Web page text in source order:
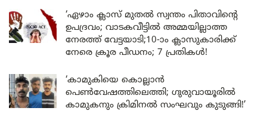
‘ഏഴാം ക്ലാസ് മുതൽ സ്വന്തം പിതാവിന്റെ
ഉപദ്രവം; വാടകവീട്ടിൽ അമ്മയില്ലാത്ത
നേരത്ത് വേട്ടയാടി;10-ാം ക്ലാസുകാരിക്ക്
നേരെ ക്രൂര പീഡനം; 7 പ്രതികൾ!
‘കാമുകിയെ കൊല്ലാൻ
പെൺവേഷത്തിലെത്തി; ഗുരുവായൂരിൽ
കാമുകനും ക്രിമിനൽ സംഘവും കുടുങ്ങി!’